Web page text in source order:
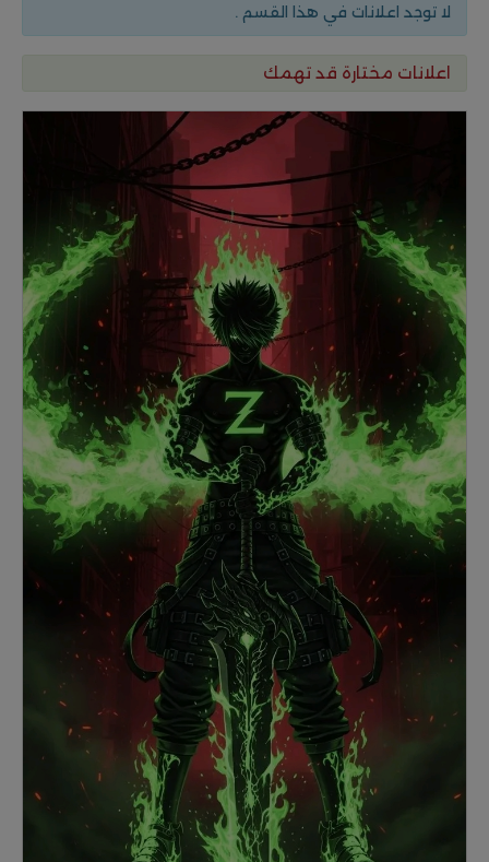
لا توجد اعلانات في هذا القسم .
اعلانات مختارة قد تهمك